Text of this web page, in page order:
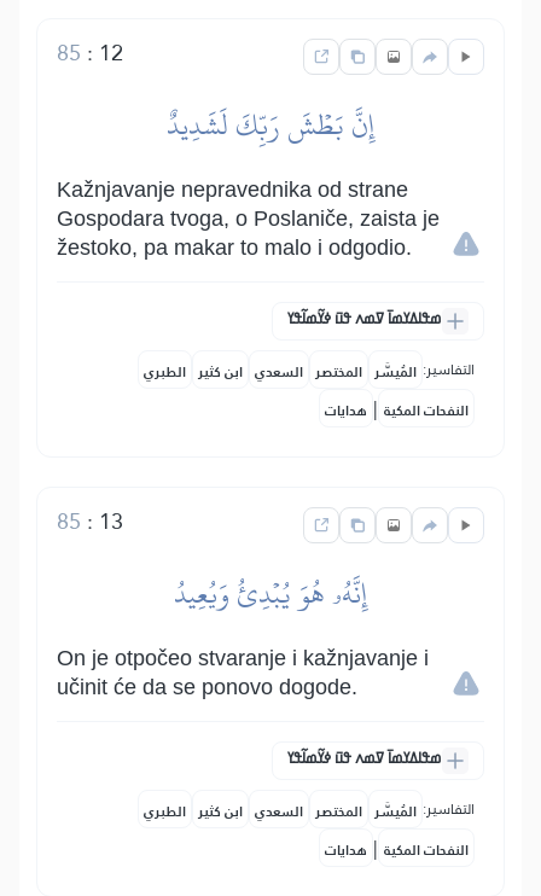
12
:
85
إِنَّ بَطۡشَ رَبِّكَ لَشَدِيدٌ
Kažnjavanje nepravednika od strane
Gospodara tvoga, o Poslaniče, zaista je
žestoko, pa makar to malo i odgodio.
ߘߟߊߡߌߘߊ߫ ߜߘߍ ߟߎ߫ ߦߌ߬ߘߊ߬ߟߌ
التفاسير: المُيسَّر المختصر السعدي ابن كثير الطبري
النفحات المكية | هدايات
13
:
85
إِنَّهُۥ هُوَ يُبۡدِئُ وَيُعِيدُ
On je otpočeo stvaranje i kažnjavanje i
učinit će da se ponovo dogode.
ߘߟߊߡߌߘߊ߫ ߜߘߍ ߟߎ߫ ߦߌ߬ߘߊ߬ߟߌ
التفاسير: المُيسَّر المختصر السعدي ابن كثير الطبري
النفحات المكية | هدايات